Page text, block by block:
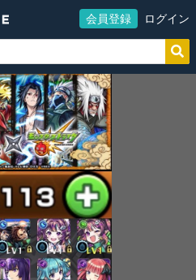
会員登録 ログイン